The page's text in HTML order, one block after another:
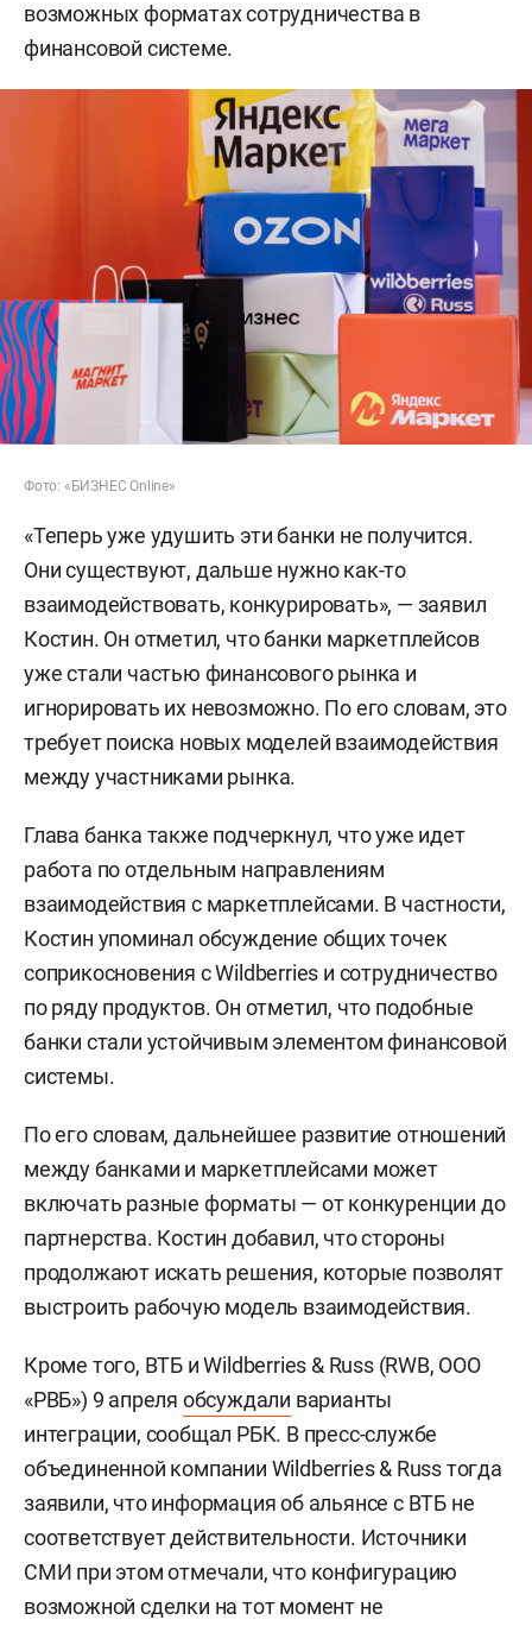
возможных форматах сотрудничества в
финансовой системе.
Фото: «БИЗНЕС Online»
«Теперь уже удушить эти банки не получится.
Они существуют, дальше нужно как-то
взаимодействовать, конкурировать», — заявил
Костин. Он отметил, что банки маркетплейсов
уже стали частью финансового рынка и
игнорировать их невозможно. По его словам, это
требует поиска новых моделей взаимодействия
между участниками рынка.
Глава банка также подчеркнул, что уже идет
работа по отдельным направлениям
взаимодействия с маркетплейсами. В частности,
Костин упоминал обсуждение общих точек
соприкосновения с Wildberries и сотрудничество
по ряду продуктов. Он отметил, что подобные
банки стали устойчивым элементом финансовой
системы.
По его словам, дальнейшее развитие отношений
между банками и маркетплейсами может
включать разные форматы — от конкуренции до
партнерства. Костин добавил, что стороны
продолжают искать решения, которые позволят
выстроить рабочую модель взаимодействия.
Кроме того, ВТБ и Wildberries & Russ (RWB, ООО
«РВБ») 9 апреля обсуждали варианты
интеграции, сообщал РБК. В пресс-службе
объединенной компании Wildberries & Russ тогда
заявили, что информация об альянсе с ВТБ не
соответствует действительности. Источники
СМИ при этом отмечали, что конфигурацию
возможной сделки на тот момент не